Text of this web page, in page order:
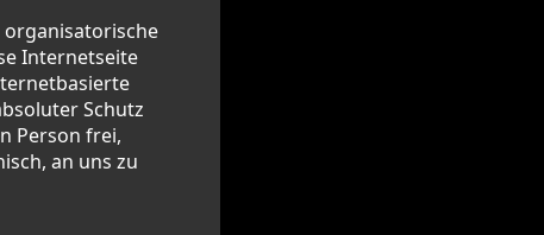
Internetseite
Schutz
Person frei,
an uns zu